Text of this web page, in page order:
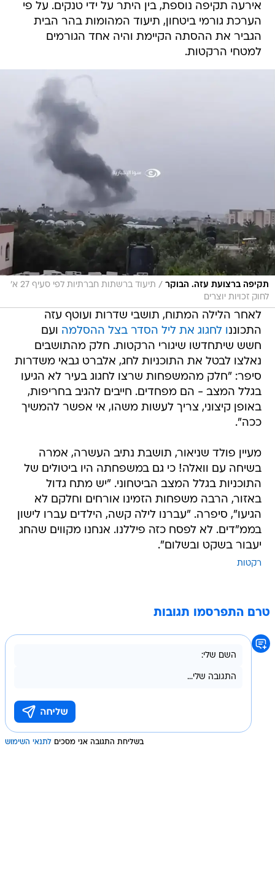
אירעה תקיפה נוספת, בין היתר על ידי טנקים. על פי
הערכת גורמי ביטחון, תיעוד המהומות בהר הבית
הגביר את ההסתה הקיימת והיה אחד הגורמים
למטחי הרקטות.
תקיפה ברצועת עזה. הבוקר /
תיעוד ברשתות חברתיות לפי סעיף 27 א'
לחוק זכויות יוצרים
לאחר הלילה המתוח, תושבי שדרות ועוטף עזה
התכוננו לחגוג את ליל הסדר בצל ההסלמה ועם
חשש שיתחדשו שיגורי הרקטות. חלק מהתושבים
נאלצו לבטל את התוכניות לחג, אלברט גבאי משדרות
סיפר: "חלק מהמשפחות שרצו לחגוג בעיר לא הגיעו
בגלל המצב - הם מפחדים. חייבים להגיב בחריפות,
באופן קיצוני, צריך לעשות משהו, אי אפשר להמשיך
ככה".
מעיין פולד שניאור, תושבת נתיב העשרה, אמרה
בשיחה עם וואלה! כי גם במשפחתה היו ביטולים של
התוכניות בגלל המצב הביטחוני. "יש מתח גדול
באזור, הרבה משפחות הזמינו אורחים וחלקם לא
הגיעו", סיפרה. "עברנו לילה קשה, הילדים עברו לישון
בממ"דים. לא לפסח כזה פיללנו. אנחנו מקווים שהחג
יעבור בשקט ובשלום".
רקטות
טרם התפרסמו תגובות
בשליחת התגובה אני מסכים לתנאי השימוש